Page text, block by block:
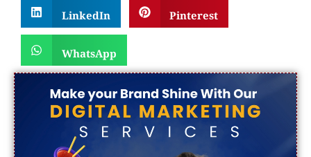
LinkedIn
Pinterest
WhatsApp